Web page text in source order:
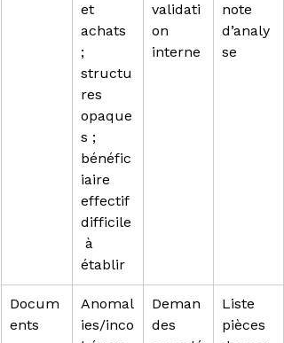
et
achats
;
structu
res
opaque
s ;
bénéfic
iaire
effectif
difficile
à
établir
validati
on
interne
note
d’analy
se
Docum
ents
Anomal
ies/inco
Deman
des
Liste
pièces